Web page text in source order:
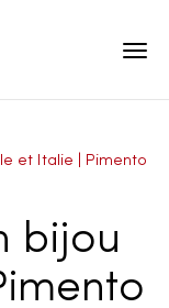
et Italie | Pimento
bijou